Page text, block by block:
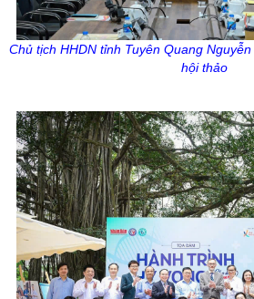
Chủ tịch HHDN tỉnh Tuyên Quang
hội thảo